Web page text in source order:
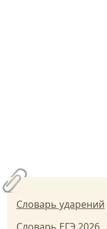
Словарь ударений